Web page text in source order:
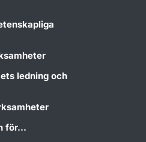
ledning och
för...